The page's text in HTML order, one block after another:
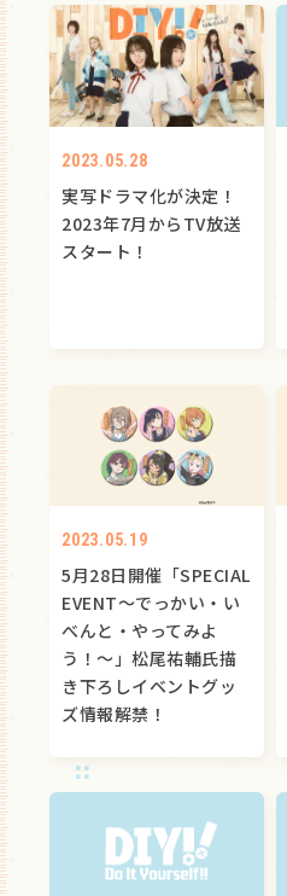
2023.05.28
実写ドラマ化が決定！
2023年7月からTV放送
スタート！
2023.05.19
5月28日開催「SPECIAL
EVENT～でっかい・い
べんと・やってみよ
う！～」松尾祐輔氏描
き下ろしイベントグッ
ズ情報解禁！